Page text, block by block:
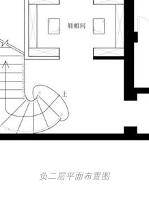
负二层平面布置图